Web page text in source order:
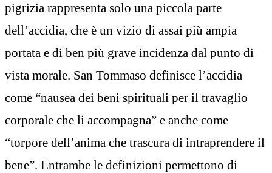
pigrizia rappresenta solo una piccola parte
dell’accidia, che è un vizio di assai più ampia
portata e di ben più grave incidenza dal punto di
vista morale. San Tommaso definisce l’accidia
come “nausea dei beni spirituali per il travaglio
corporale che li accompagna” e anche come
“torpore dell’anima che trascura di intraprendere il
bene”. Entrambe le definizioni permettono di